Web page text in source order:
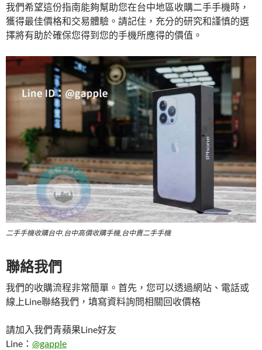
我們希望這份指南能夠幫助您在台中地區收購二手手機時，
獲得最佳價格和交易體驗。請記住，充分的研究和謹慎的選
擇將有助於確保您得到您的手機所應得的價值。
二手手機收購台中,台中高價收購手機,台中賣二手手機
聯絡我們
我們的收購流程非常簡單。首先，您可以透過網站、電話或
線上Line聯絡我們，填寫資料詢問相關回收價格
請加入我們青蘋果Line好友
Line： @gapple